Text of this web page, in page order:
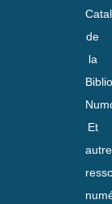
de
la
Et